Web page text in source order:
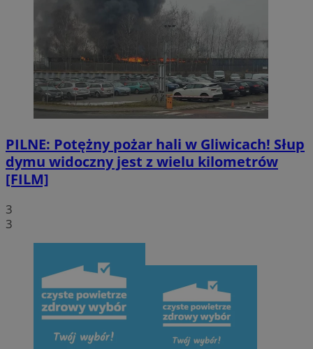
PILNE: Potężny pożar hali w Gliwicach! Słup
dymu widoczny jest z wielu kilometrów
[FILM]
3
3